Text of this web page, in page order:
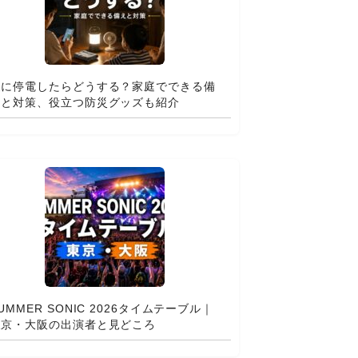
停電したらどうする？家庭でできる備
対策、役立つ防災グッズも紹介
SONIC 2026タイムテーブル｜
・大阪の出演者と見どころ